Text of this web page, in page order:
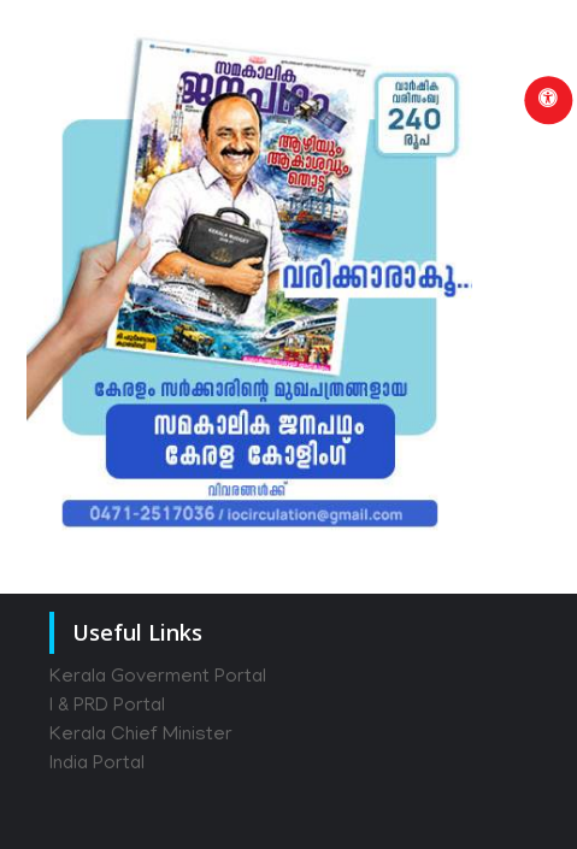
Useful Links
Kerala Goverment Portal
I & PRD Portal
Kerala Chief Minister
India Portal